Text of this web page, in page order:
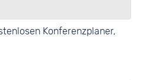
Konferenzplaner,